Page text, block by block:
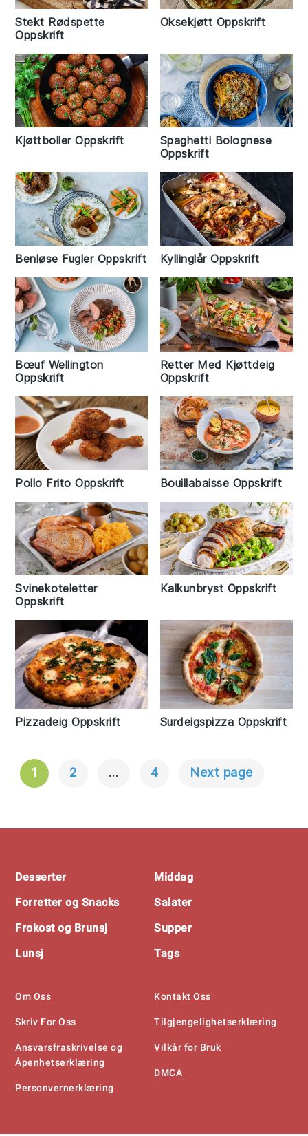
Stekt Rødspette
Oppskrift
Oksekjøtt Oppskrift
Kjøttboller Oppskrift
Spaghetti Bolognese
Oppskrift
Benløse Fugler Oppskrift Kyllinglår Oppskrift
Bœuf Wellington
Oppskrift
Retter Med Kjøttdeig
Oppskrift
Pollo Frito Oppskrift Bouillabaisse Oppskrift
Svinekoteletter
Oppskrift
Kalkunbryst Oppskrift
Pizzadeig Oppskrift Surdeigspizza Oppskrift
Innleggnavigasjon
1 2 … 4 Next page
Footer
Desserter
Forretter og Snacks
Frokost og Brunsj
Lunsj
Middag
Salater
Supper
Tags
Om Oss
Skriv For Oss
Ansvarsfraskrivelse og
Åpenhetserklæring
Personvernerklæring
Kontakt Oss
Tilgjengelighetserklæring
Vilkår for Bruk
DMCA